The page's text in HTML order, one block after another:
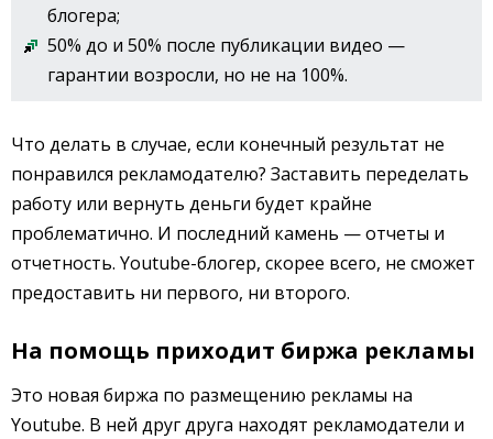
блогера;
50% до и 50% после публикации видео —
гарантии возросли, но не на 100%.
Что делать в случае, если конечный результат не
понравился рекламодателю? Заставить переделать
работу или вернуть деньги будет крайне
проблематично. И последний камень — отчеты и
отчетность. Youtube-блогер, скорее всего, не сможет
предоставить ни первого, ни второго.
На помощь приходит биржа рекламы
Это новая биржа по размещению рекламы на
Youtube. В ней друг друга находят рекламодатели и